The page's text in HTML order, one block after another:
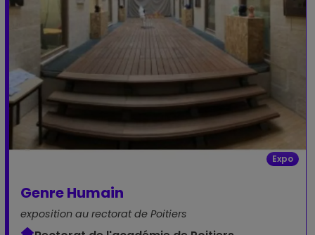
Expo
Genre Humain
exposition au rectorat de Poitiers